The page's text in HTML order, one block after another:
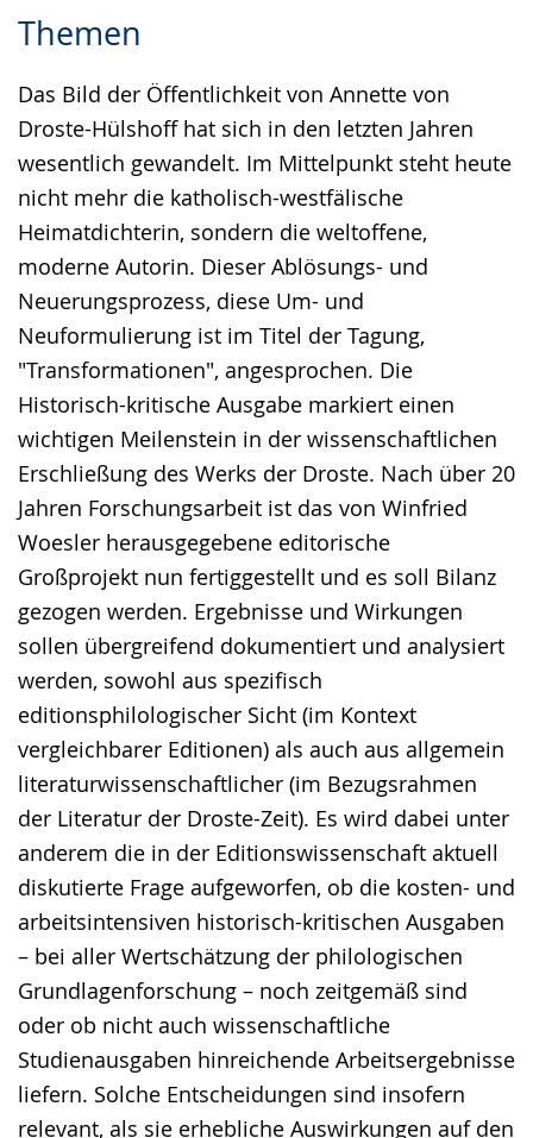
Themen
Das Bild der Öffentlichkeit von Annette von
Droste-Hülshoff hat sich in den letzten Jahren
wesentlich gewandelt. Im Mittelpunkt steht heute
nicht mehr die katholisch-westfälische
Heimatdichterin, sondern die weltoffene,
moderne Autorin. Dieser Ablösungs- und
Neuerungsprozess, diese Um- und
Neuformulierung ist im Titel der Tagung,
"Transformationen", angesprochen. Die
Historisch-kritische Ausgabe markiert einen
wichtigen Meilenstein in der wissenschaftlichen
Erschließung des Werks der Droste. Nach über 20
Jahren Forschungsarbeit ist das von Winfried
Woesler herausgegebene editorische
Großprojekt nun fertiggestellt und es soll Bilanz
gezogen werden. Ergebnisse und Wirkungen
sollen übergreifend dokumentiert und analysiert
werden, sowohl aus spezifisch
editionsphilologischer Sicht (im Kontext
vergleichbarer Editionen) als auch aus allgemein
literaturwissenschaftlicher (im Bezugsrahmen
der Literatur der Droste-Zeit). Es wird dabei unter
anderem die in der Editionswissenschaft aktuell
diskutierte Frage aufgeworfen, ob die kosten- und
arbeitsintensiven historisch-kritischen Ausgaben
– bei aller Wertschätzung der philologischen
Grundlagenforschung – noch zeitgemäß sind
oder ob nicht auch wissenschaftliche
Studienausgaben hinreichende Arbeitsergebnisse
liefern. Solche Entscheidungen sind insofern
relevant, als sie erhebliche Auswirkungen auf den
Leichten
wechseln.
Audio-
Video
Deutscher
Gebärdensprache
wird
angezeigt.